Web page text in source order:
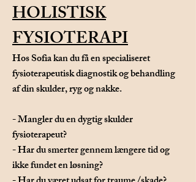
HOLISTISK
FYSIOTERAPI
Hos Sofia kan du få en specialiseret
fysioterapeutisk diagnostik og behandling
af din skulder, ryg og nakke.
- Mangler du en dygtig skulder
fysioterapeut?
- Har du smerter gennem længere tid og
ikke fundet en løsning?